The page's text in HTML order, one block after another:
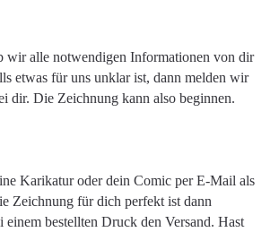
wir alle notwendigen Informationen von dir
etwas für uns unklar ist, dann melden wir
dir. Die Zeichnung kann also beginnen.
Karikatur oder dein Comic per E-Mail als
Zeichnung für dich perfekt ist dann
einem bestellten Druck den Versand. Hast